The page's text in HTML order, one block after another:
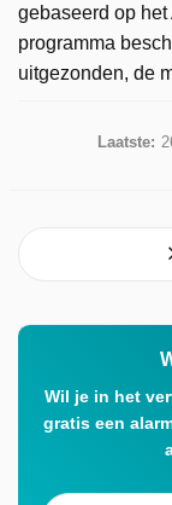
gebaseerd op
programma
uitgezonden, de
Laatste:
Wil je in het
gratis een